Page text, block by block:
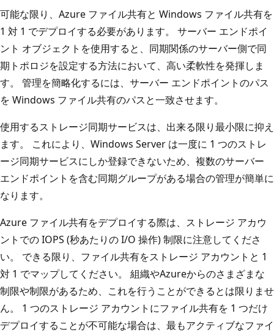
可能な限り、Azure ファイル共有と Windows ファイル共有を
1 対 1 でデプロイする必要があります。 サーバー エンドポイ
ント オブジェクトを使用すると、同期関係のサーバー側で同
期トポロジを設定する方法において、高い柔軟性を発揮しま
す。 管理を簡略化するには、サーバー エンドポイントのパス
を Windows ファイル共有のパスと一致させます。
使用するストレージ同期サービスは、出来る限り最小限に抑え
ます。 これにより、Windows Server は一度に 1 つのストレ
ージ同期サービスにしか登録できないため、複数のサーバー
エンドポイントを含む同期グループがある場合の管理が簡単に
なります。
Azure ファイル共有をデプロイする際は、ストレージ アカウ
ントでの IOPS (秒あたりの I/O 操作) 制限に注意してくださ
い。 できる限り、ファイル共有をストレージ アカウントと 1
対 1 でマップしてください。 組織やAzureからのさまざまな
制限や制限があるため、これを行うことができるとは限りませ
ん。 1 つのストレージ アカウントにファイル共有を 1 つだけ
デプロイすることが不可能な場合は、最もアクティブなファイ